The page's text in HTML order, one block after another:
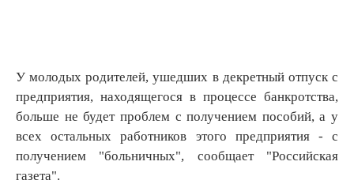
У молодых родителей, ушедших в декретный отпуск с
предприятия, находящегося в процессе банкротства,
больше не будет проблем с получением пособий, а у
всех остальных работников этого предприятия - с
получением "больничных", сообщает "Российская
газета".